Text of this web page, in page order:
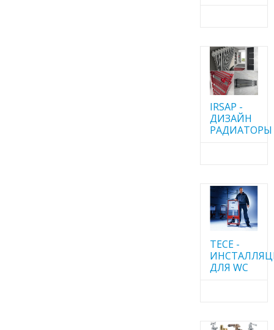
IRSAP -
ДИЗАЙН
РАДИАТОРЫ
TECE -
ДЛЯ WC